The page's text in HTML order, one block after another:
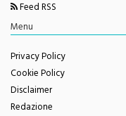
Menu
Privacy Policy
Cookie Policy
Disclaimer
Redazione
Change privacy settings